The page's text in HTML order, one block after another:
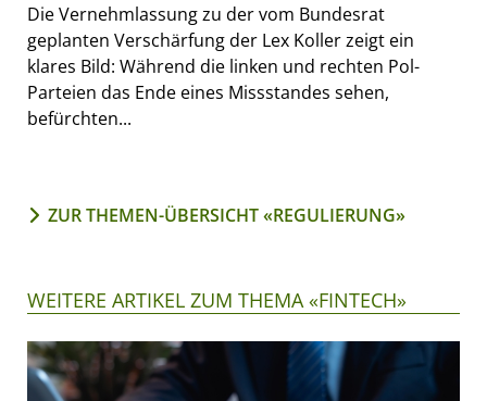
Die Vernehmlassung zu der vom Bundesrat
geplanten Verschärfung der Lex Koller zeigt ein
klares Bild: Während die linken und rechten Pol-
Parteien das Ende eines Missstandes sehen,
befürchten...
ZUR THEMEN-ÜBERSICHT «REGULIERUNG»
WEITERE ARTIKEL ZUM THEMA «FINTECH»